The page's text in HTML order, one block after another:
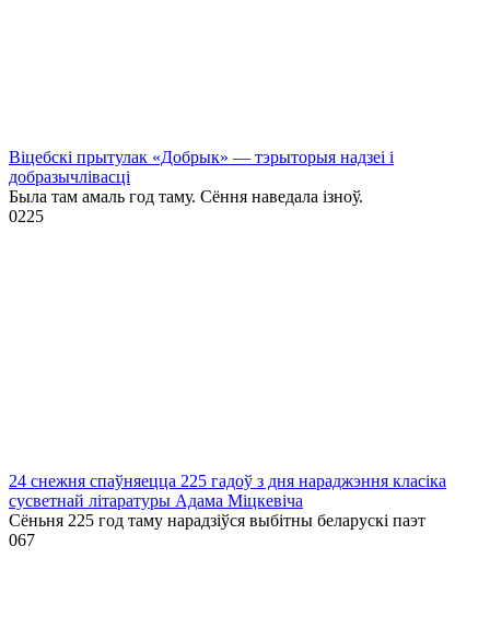
Віцебскі прытулак «‎Добрык»‎ — тэрыторыя надзеі і
добразычлівасці
Была там амаль год таму. Сёння наведала ізноў.
0225
24 снежня спаўняецца 225 гадоў з дня нараджэння класіка
сусветнай літаратуры Адама Міцкевіча
Сёньня 225 год таму нарадзіўся выбітны беларускі паэт
067